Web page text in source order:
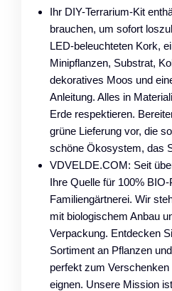
Ihr DIY-Terrarium-Kit
brauchen, um sofort
LED-beleuchteten Kork,
Minipflanzen, Substrat,
dekoratives Moos und
Anleitung. Alles in
Erde respektieren.
grüne Lieferung vor, die
schöne Ökosystem, das
VDVELDE.COM: Seit
Ihre Quelle für 100%
Familiengärtnerei. Wir
mit biologischem Anbau
Verpackung. Entdecken
Sortiment an Pflanzen
perfekt zum
eignen. Unsere Mission